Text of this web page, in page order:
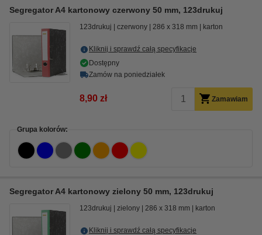
Segregator A4 kartonowy czerwony 50 mm, 123drukuj
123drukuj czerwony 286 x 318 mm karton
Kliknij i sprawdź całą specyfikacje
Dostępny
Zamów na poniedziałek
8,90 zł Zamawiam
Grupa kolorów:
Segregator A4 kartonowy zielony 50 mm, 123drukuj
123drukuj zielony 286 x 318 mm karton
Kliknij i sprawdź całą specyfikacje